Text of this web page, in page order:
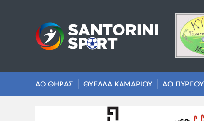
ΑΟ ΘΗΡΑΣ ΘΥΕΛΛΑ ΚΑΜΑΡΙΟΥ ΑΟ ΠΥΡΓΟΥ